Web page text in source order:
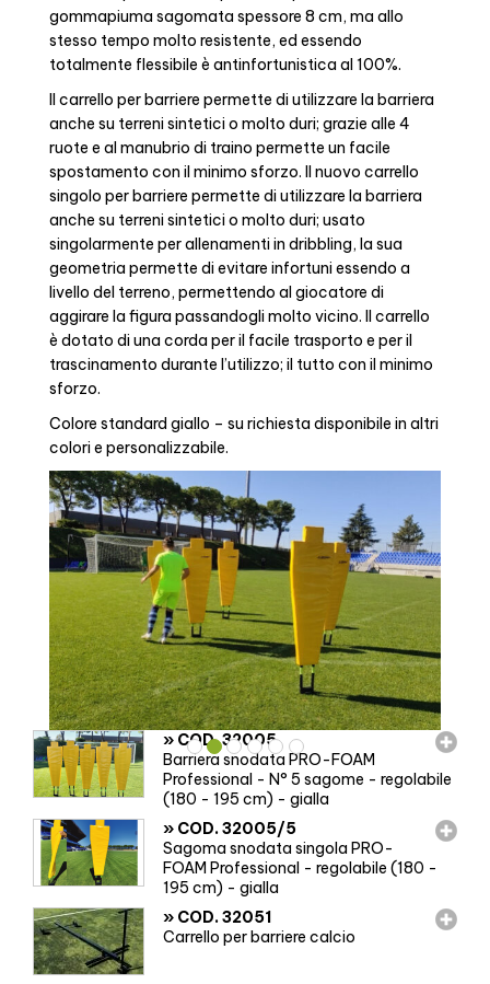
gommapiuma sagomata spessore 8 cm, ma allo
stesso tempo molto resistente, ed essendo
totalmente flessibile è antinfortunistica al 100%.
Il carrello per barriere permette di utilizzare la barriera
anche su terreni sintetici o molto duri; grazie alle 4
ruote e al manubrio di traino permette un facile
spostamento con il minimo sforzo. Il nuovo carrello
singolo per barriere permette di utilizzare la barriera
anche su terreni sintetici o molto duri; usato
singolarmente per allenamenti in dribbling, la sua
geometria permette di evitare infortuni essendo a
livello del terreno, permettendo al giocatore di
aggirare la figura passandogli molto vicino. Il carrello
è dotato di una corda per il facile trasporto e per il
trascinamento durante l’utilizzo; il tutto con il minimo
sforzo.
Colore standard giallo – su richiesta disponibile in altri
colori e personalizzabile.
» COD. 32005
Barriera snodata PRO-FOAM
Professional - N° 5 sagome - regolabile
(180 - 195 cm) - gialla
» COD. 32005/5
Sagoma snodata singola PRO-
FOAM Professional - regolabile (180 -
195 cm) - gialla
» COD. 32051
Carrello per barriere calcio